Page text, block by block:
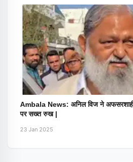
Ambala News: अनिल विज ने
पर सख्त रुख |
23 Jan 2025